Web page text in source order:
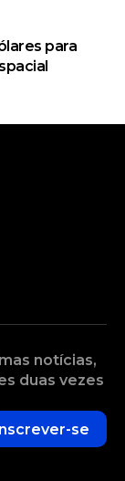
para
notícias,
duas vezes
se